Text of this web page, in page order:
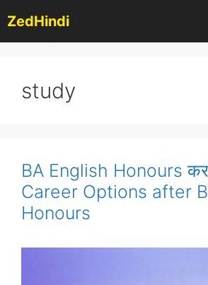
to
content
ZedHindi
study
BA English Honours
Career Options after
Honours